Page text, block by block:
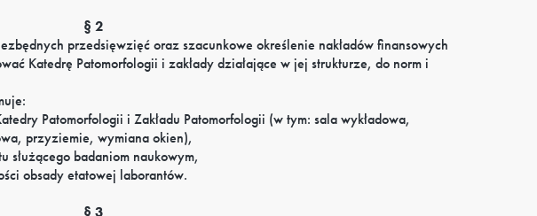
§ 2
przedsięwzięć oraz szacunkowe określenie nakładów finansowych
Katedrę Patomorfologii i zakłady działające w jej strukturze, do norm i
Patomorfologii i Zakładu Patomorfologii (w tym: sala wykładowa,
przyziemie, wymiana okien),
służącego badaniom naukowym,
obsady etatowej laborantów.